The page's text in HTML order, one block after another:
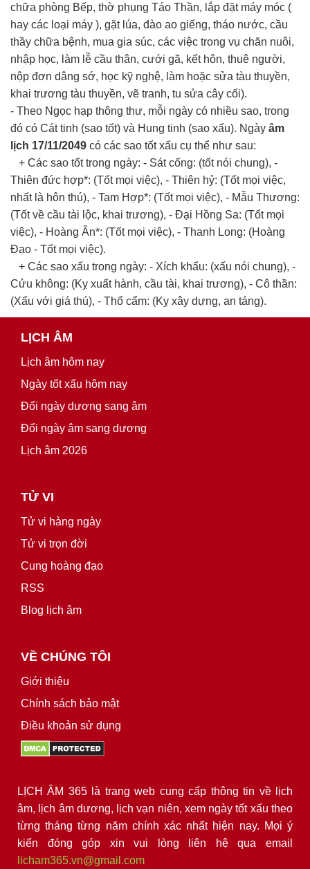
chữa phòng Bếp, thờ phụng Táo Thần, lắp đặt máy móc (
hay các loại máy ), gặt lúa, đào ao giếng, tháo nước, cầu
thầy chữa bệnh, mua gia súc, các việc trong vụ chăn nuôi,
nhập học, làm lễ cầu thân, cưới gã, kết hôn, thuê người,
nộp đơn dâng sớ, học kỹ nghệ, làm hoặc sửa tàu thuyền,
khai trương tàu thuyền, vẽ tranh, tu sửa cây cối).
- Theo Ngọc hạp thông thư, mỗi ngày có nhiều sao, trong
đó có Cát tinh (sao tốt) và Hung tinh (sao xấu). Ngày âm
lịch 17/11/2049 có các sao tốt xấu cụ thể như sau:
+ Các sao tốt trong ngày: - Sát cống: (tốt nói chung), -
Thiên đức hợp*: (Tốt mọi việc), - Thiên hỷ: (Tốt mọi việc,
nhất là hôn thú), - Tam Hợp*: (Tốt mọi việc), - Mẫu Thương:
(Tốt về cầu tài lộc, khai trương), - Đại Hồng Sa: (Tốt mọi
việc), - Hoàng Ân*: (Tốt mọi việc), - Thanh Long: (Hoàng
Đạo - Tốt mọi việc).
+ Các sao xấu trong ngày: - Xích khẩu: (xấu nói chung), -
Cửu không: (Kỵ xuất hành, cầu tài, khai trương), - Cô thần:
(Xấu với giá thú), - Thổ cẩm: (Kỵ xây dựng, an táng).
LỊCH ÂM
Lịch âm hôm nay
Ngày tốt xấu hôm nay
Đổi ngày dương sang âm
Đổi ngày âm sang dương
Lịch âm 2026
TỬ VI
Tử vi hàng ngày
Tử vi trọn đời
Cung hoàng đạo
RSS
Blog lịch âm
VỀ CHÚNG TÔI
Giới thiệu
Chính sách bảo mật
Điều khoản sử dụng
LỊCH ÂM 365 là trang web cung cấp thông tin về lịch
âm, lịch âm dương, lịch vạn niên, xem ngày tốt xấu theo
từng tháng từng năm chính xác nhất hiện nay. Mọi ý
kiến đóng góp xin vui lòng liên hệ qua email
licham365.vn@gmail.com